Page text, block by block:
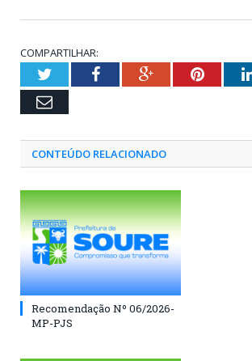
COMPARTILHAR:
TwitterFacebookGoogle+
Email
CONTEÚDO RELACIONADO
Recomendação Nº 06/2026-
MP-PJS